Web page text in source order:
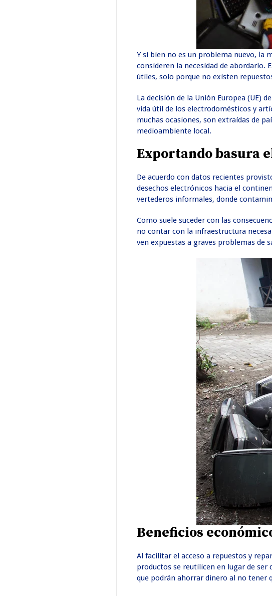
Y si bien no es un problema nuevo, la
consideren la necesidad de abordarlo.
útiles, solo porque no existen
La decisión de la Unión Europea (UE)
vida útil de los electrodomésticos y
muchas ocasiones, son extraídas de
medioambiente local.
Exportando basura
De acuerdo con datos recientes
desechos electrónicos hacia el
vertederos informales, donde
Como suele suceder con las
no contar con la infraestructura
ven expuestas a graves problemas de
Beneficios
Al facilitar el acceso a repuestos y
productos se reutilicen en lugar de ser
que podrán ahorrar dinero al no tener